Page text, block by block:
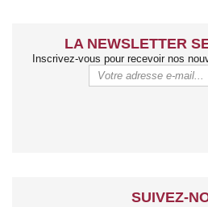
LA NEWSLETTER
Inscrivez-vous pour recevoir nos
SUIVEZ-